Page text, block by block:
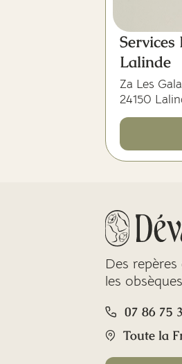
Services
Lalinde
Za Les
24150
Des
les
07 86 75
Toute la